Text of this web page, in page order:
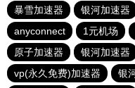
暴雪加速器
银河加速器
anyconnect
1元机场
原子加速器
银河加速器
vp(永久免费)加速器
银